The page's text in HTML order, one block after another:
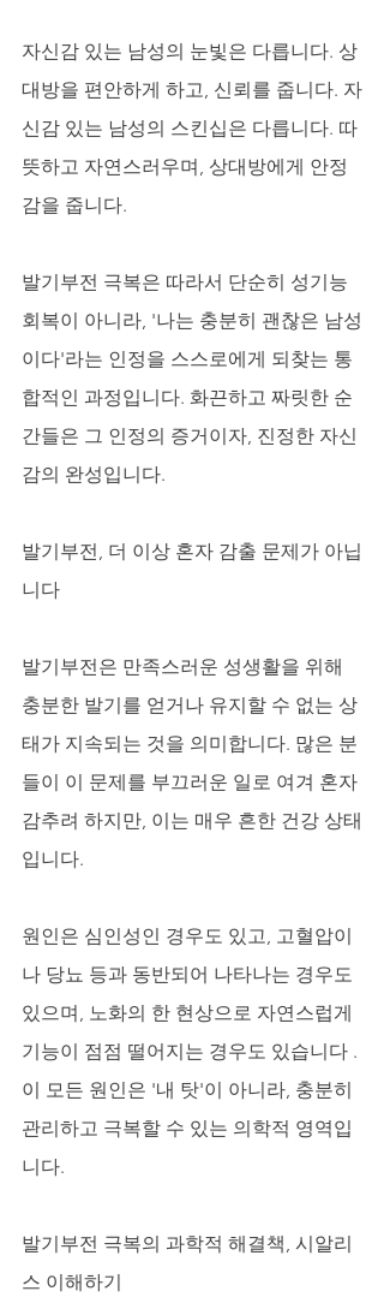
자신감 있는 남성의 눈빛은 다릅니다. 상
대방을 편안하게 하고, 신뢰를 줍니다. 자
신감 있는 남성의 스킨십은 다릅니다. 따
뜻하고 자연스러우며, 상대방에게 안정
감을 줍니다.
발기부전 극복은 따라서 단순히 성기능
회복이 아니라, '나는 충분히 괜찮은 남성
이다'라는 인정을 스스로에게 되찾는 통
합적인 과정입니다. 화끈하고 짜릿한 순
간들은 그 인정의 증거이자, 진정한 자신
감의 완성입니다.
발기부전, 더 이상 혼자 감출 문제가 아닙
니다
발기부전은 만족스러운 성생활을 위해
충분한 발기를 얻거나 유지할 수 없는 상
태가 지속되는 것을 의미합니다. 많은 분
들이 이 문제를 부끄러운 일로 여겨 혼자
감추려 하지만, 이는 매우 흔한 건강 상태
입니다.
원인은 심인성인 경우도 있고, 고혈압이
나 당뇨 등과 동반되어 나타나는 경우도
있으며, 노화의 한 현상으로 자연스럽게
기능이 점점 떨어지는 경우도 있습니다 .
이 모든 원인은 '내 탓'이 아니라, 충분히
관리하고 극복할 수 있는 의학적 영역입
니다.
발기부전 극복의 과학적 해결책, 시알리
스 이해하기